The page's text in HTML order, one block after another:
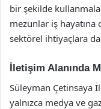
bir şekilde
mezunlar iş hayatına
sektörel ihtiyaçlara
İletişim Alanında
Süleyman Çetinsaya
yalnızca medya ve